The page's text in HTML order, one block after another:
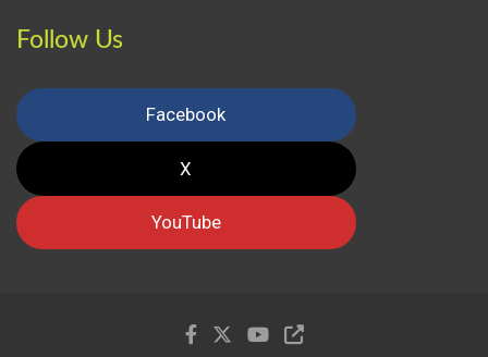
Follow Us
Facebook
X
YouTube